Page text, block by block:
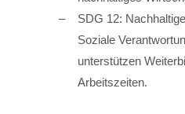
SDG 12:
Soziale
unterstützen
Arbeitszeiten.